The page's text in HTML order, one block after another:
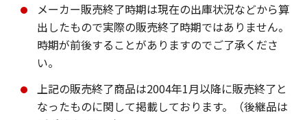
メーカー販売終了時期は現在の出庫状況などから算
出したもので実際の販売終了時期ではありません。
時期が前後することがありますのでご了承くださ
い。
上記の販売終了商品は2004年1月以降に販売終了と
なったものに関して掲載しております。（後継品は